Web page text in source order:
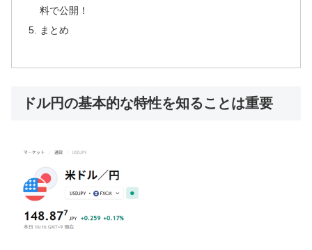
料で公開！
まとめ
ドル円の基本的な特性を知ることは重要